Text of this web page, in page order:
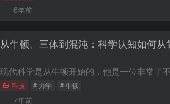
6年前
从牛顿、三体到混沌：科学认知如何从
科技 # 力学 # 牛顿
7年前